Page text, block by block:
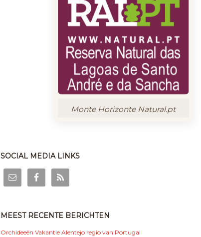
Monte Horizonte Natural.pt
SOCIAL MEDIA LINKS
MEEST RECENTE BERICHTEN
Orchideeën Vakantie Alentejo regio van Portugal